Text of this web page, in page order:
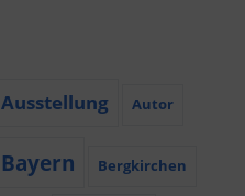
Ausstellung Autor
Bayern Bergkirchen